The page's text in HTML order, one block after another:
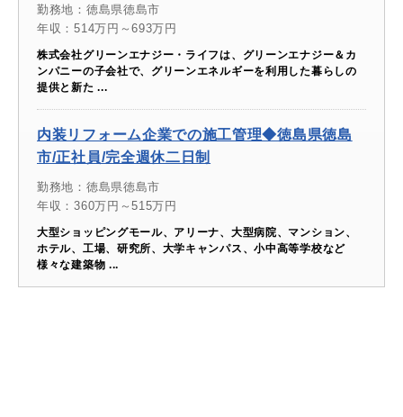
勤務地：徳島県徳島市
年収：514万円～693万円
株式会社グリーンエナジー・ライフは、グリーンエナジー＆カ
ンパニーの子会社で、グリーンエネルギーを利用した暮らしの
提供と新た ...
内装リフォーム企業での施工管理◆徳島県徳島
市/正社員/完全週休二日制
勤務地：徳島県徳島市
年収：360万円～515万円
大型ショッピングモール、アリーナ、大型病院、マンション、
ホテル、工場、研究所、大学キャンパス、小中高等学校など
様々な建築物 ...